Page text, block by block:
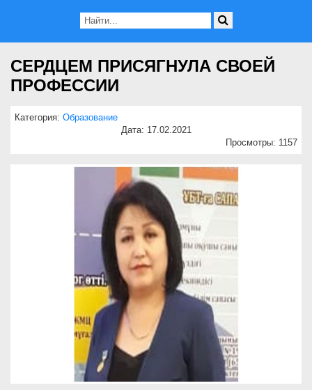
СЕРДЦЕМ ПРИСЯГНУЛА СВОЕЙ
ПРОФЕССИИ
Категория: Образование
Дата: 17.02.2021
Просмотры: 1157